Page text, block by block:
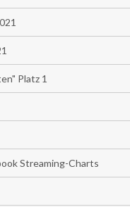
Platz 1
Streaming-Charts